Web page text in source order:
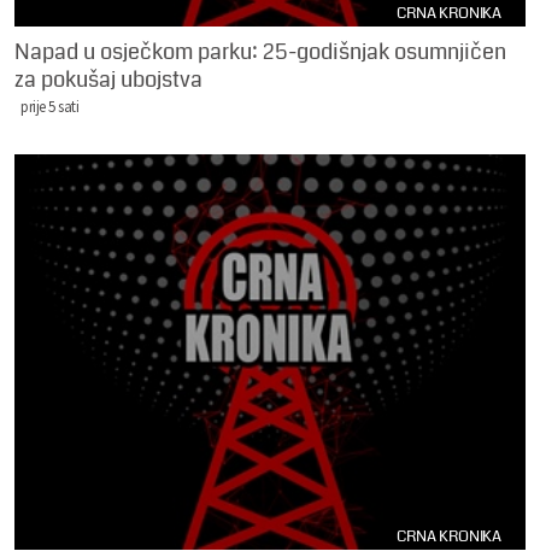
CRNA KRONIKA
Napad u osječkom parku: 25-godišnjak osumnjičen
za pokušaj ubojstva
prije 5 sati
CRNA KRONIKA